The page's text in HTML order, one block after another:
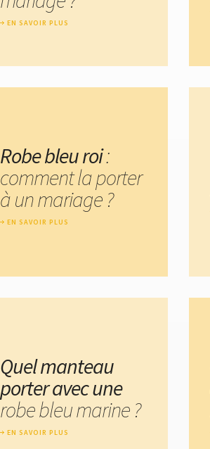
EN SAVOIR PLUS
Robe bleu roi:
comment la porter
à un mariage ?
EN SAVOIR PLUS
Quel manteau
porter avec une
robe bleu marine ?
EN SAVOIR PLUS